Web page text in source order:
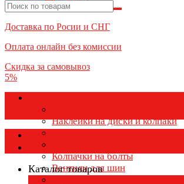
Доставка по Росии и СНГ
Оплата онлайн без комиссии
Скидка за самовывоз
5%
Наклейки на диски и колпаки
Колпаки на колеса
Колпачки на болты
Вентили для шин
Каталог товаров
Каталог товаров